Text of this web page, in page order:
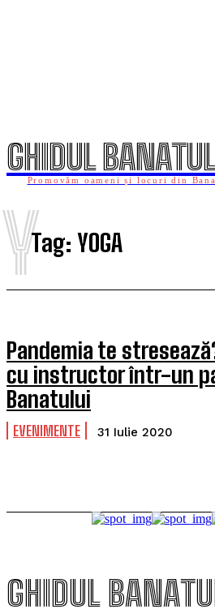
GHIDUL
Promovăm oameni și locuri din
Tag: YOGA
Y
Pandemia te
cu instructor într-un
Banatului
EVENIMENTE 31 Iulie 2020
GHIDUL